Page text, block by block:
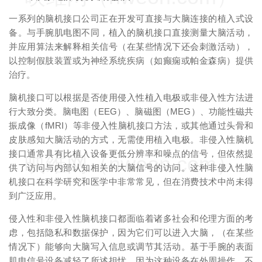
一系列的脑机接口公司正在开发可直接与大脑连接的植入式设
备。与手腕肌电图不同，植入的脑机接口直接测量大脑活动，
并应用算法来解释相关信号（在某些情况下还会刺激活动），
以控制假肢装置或为神经系统疾病（如癫痫或帕金森病）提供
治疗。
脑机接口可以根据是否使用侵入性植入电极或非侵入性方法进
行大致分类。脑电图（EEG）、脑磁图（MEG）、功能性磁共
振成像（fMRI）等非侵入性脑机接口方法，或其他通过头骨和
皮肤感知大脑活动的方式，无需使用植入电极。非侵入性脑机
接口通常具有比植入设备更低分辨率和噪点的信号，但依然提
供了访问与内部认知相关的大脑信号的访问。这种非侵入性脑
机接口在科学研究和医学中非常常见，但在消费技术中尚未得
到广泛应用。
侵入性和非侵入性脑机接口都面临着诸多社会和伦理方面的考
虑，包括隐私和数据保护，因为它们可以进入大脑，（在某些
情况下）能够向大脑写入信息或调节其活动。基于手腕的表面
映维网（nweon.com）